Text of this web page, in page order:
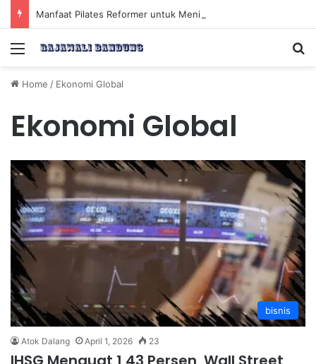
Menu
Home / Ekonomi Global
Ekonomi Global
bisnis
Atok Dalang April 1, 2026 23